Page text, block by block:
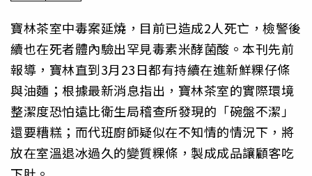
寶林茶室中毒案延燒，目前已造成2人死亡，檢警後
續也在死者體內驗出罕見毒素米酵菌酸。本刊先前
報導，寶林直到3月23日都有持續在進新鮮粿仔條
與油麵；根據最新消息指出，寶林茶室的實際環境
整潔度恐怕遠比衛生局稽查所發現的「碗盤不潔」
還要糟糕；而代班廚師疑似在不知情的情況下，將
放在室溫退冰過久的變質粿條，製成成品讓顧客吃